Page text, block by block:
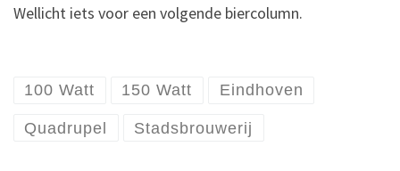
Wellicht iets voor een volgende biercolumn.
100 Watt 150 Watt Eindhoven
Quadrupel Stadsbrouwerij